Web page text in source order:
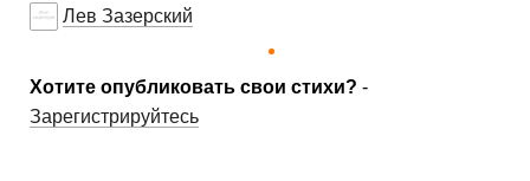
Лев Зазерский
Хотите опубликовать свои стихи? -
Зарегистрируйтесь